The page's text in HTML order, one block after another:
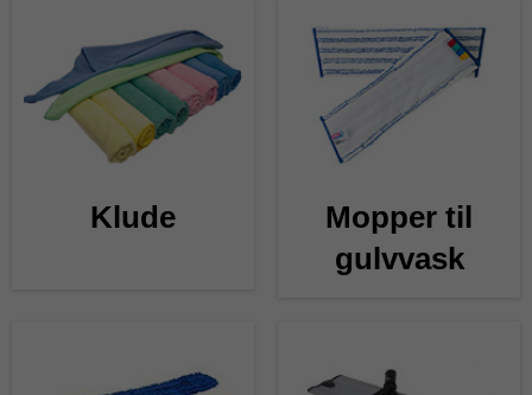
Klude
Mopper til
gulvvask